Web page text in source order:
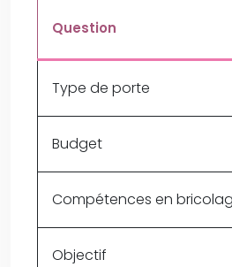
Question
Type de porte
Budget
Compétences en
Objectif